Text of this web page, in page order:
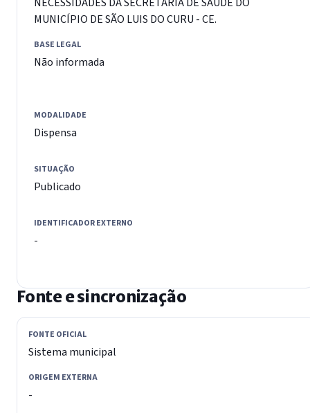
MUNICÍPIO DE SÃO LUIS DO CURU - CE.
BASE LEGAL
Não informada
MODALIDADE
Dispensa
SITUAÇÃO
Publicado
IDENTIFICADOR EXTERNO
-
Fonte e sincronização
FONTE OFICIAL
Sistema municipal
ORIGEM EXTERNA
-